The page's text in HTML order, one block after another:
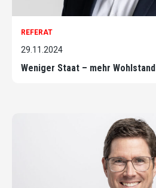
REFERAT
29.11.2024
Weniger Staat – mehr Wohlstand